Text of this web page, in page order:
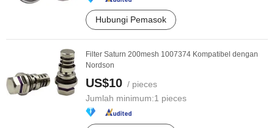
Hubungi Pemasok
Filter Saturn 200mesh 1007374 Kompatibel dengan
Nordson
US$10 / pieces
Jumlah minimum:1 pieces